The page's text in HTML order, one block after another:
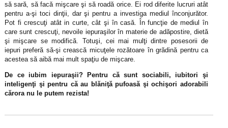
să sară, să facă mişcare şi să roadă orice. Ei rod diferite lucruri atât
pentru a-şi toci dinţii, dar şi pentru a investiga mediul înconjurător.
Pot fi crescuţi atât in curte, cât şi în casă. În funcţie de mediul în
care sunt crescuţi, nevoile iepuraşilor în materie de adăpostire, dietă
şi mişcare se modifică. Totuşi, cei mai mulţi dintre posesorii de
iepuri preferă să-şi crească micuţele rozătoare în grădină pentru ca
acestea să aibă mai mult spaţiu de mişcare.
De ce iubim iepuraşii? Pentru că sunt sociabili, iubitori şi
inteligenţi şi pentru că au blăniţă pufoasă şi ochişori adorabili
cărora nu le putem rezista!